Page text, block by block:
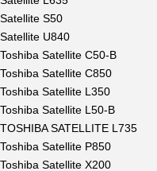
Satellite S50
Satellite U840
Toshiba Satellite C50-B
Toshiba Satellite C850
Toshiba Satellite L350
Toshiba Satellite L50-B
TOSHIBA SATELLITE L735
Toshiba Satellite P850
Toshiba Satellite X200